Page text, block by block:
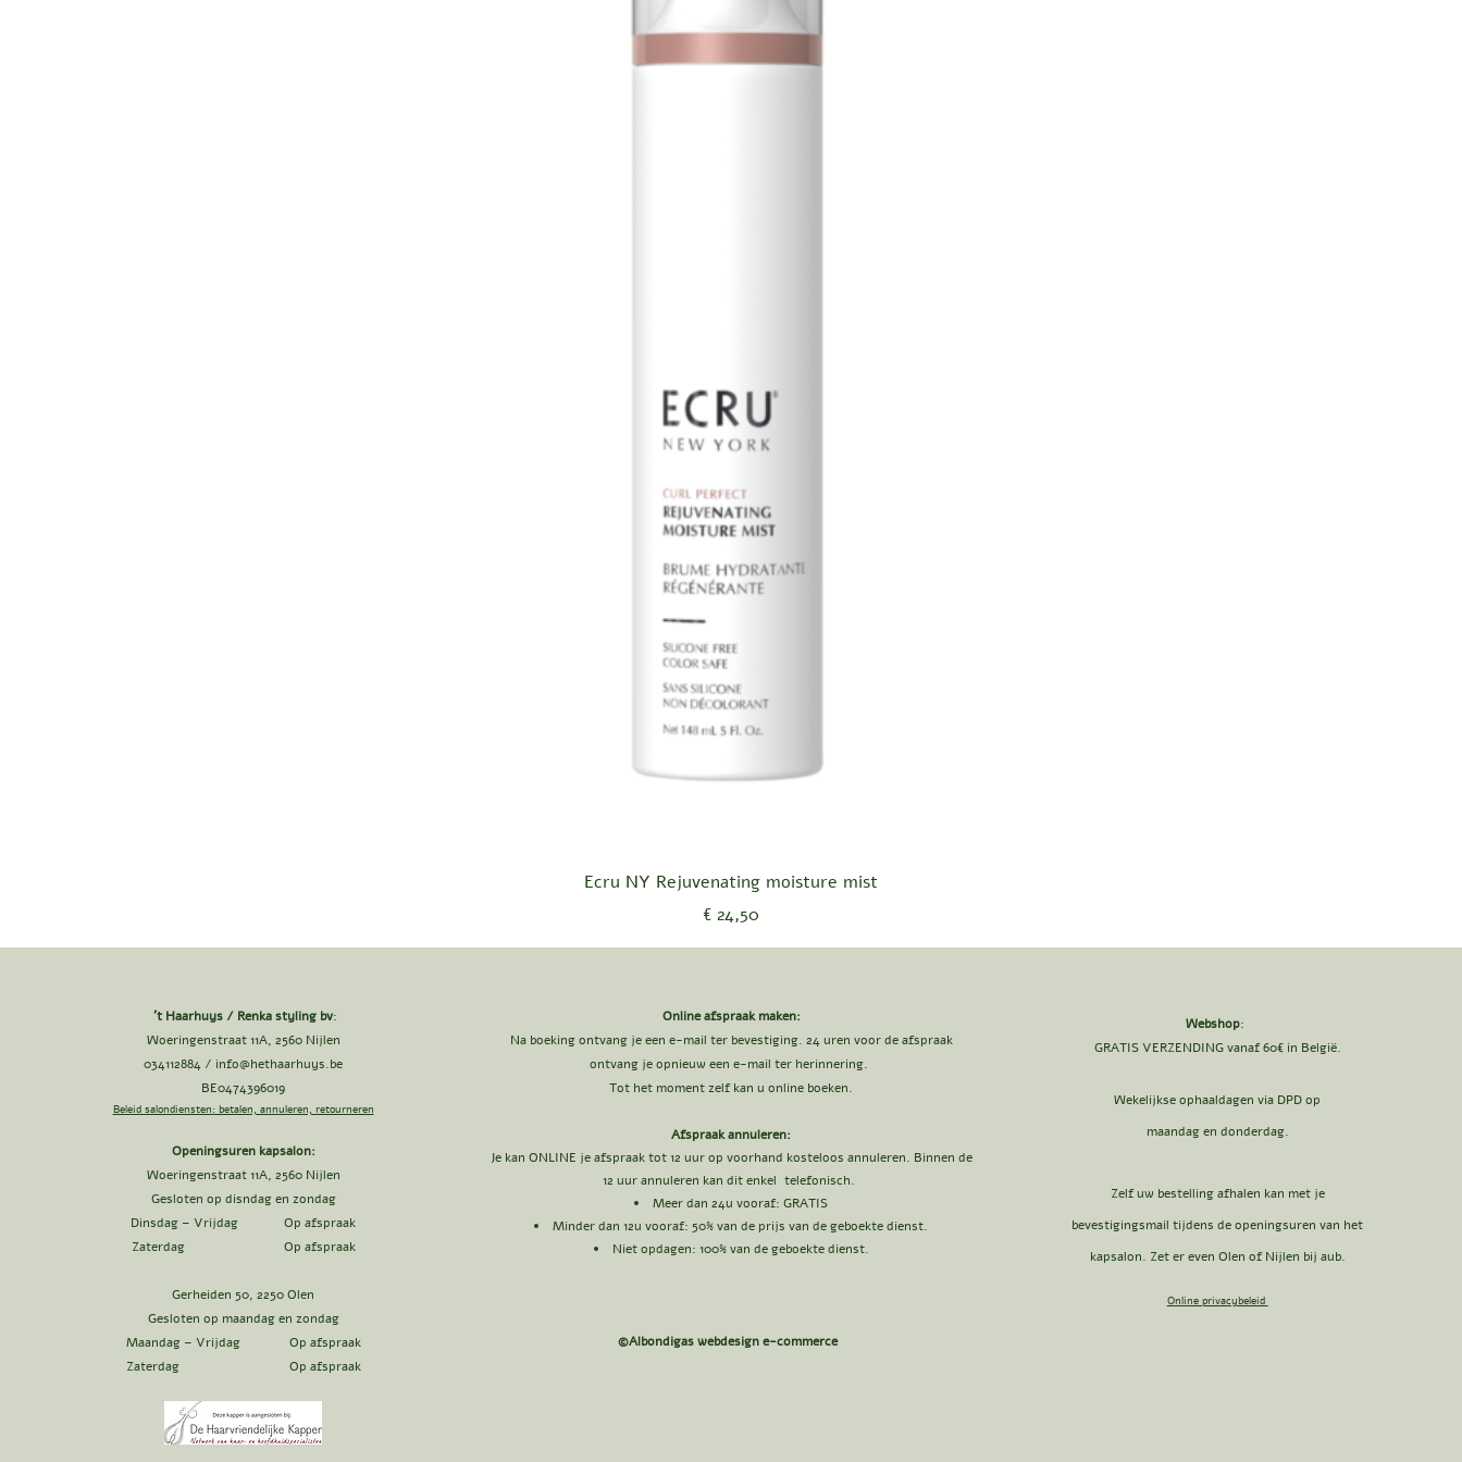
Snel overzicht
Ecru NY Rejuvenating moisture mist
Prijs
€ 24,50
't Haarhuys / Renka styling bv:
Woeringenstraat 11A, 2560 Nijlen
034112884 / info@hethaarhuys.be
BE0474396019
Beleid salondiensten: betalen, annuleren, retourneren
Openingsuren kapsalon:
Woeringenstraat 11A, 2560 Nijlen
Gesloten op disndag en zondag
Dinsdag – Vrijdag Op afspraak
Zaterdag Op afspraak
Gerheiden 50, 2250 Olen
Gesloten op maandag en zondag
Maandag – Vrijdag Op afspraak
Zaterdag Op afspraak
Online afspraak maken:
Na boeking ontvang je een e-mail ter bevestiging. 24 uren voor de afspraak
ontvang je opnieuw een e-mail ter herinnering.
Tot het moment zelf kan u online boeken.
Afspraak annuleren:
Je kan ONLINE je afspraak tot 12 uur op voorhand kosteloos annuleren. Binnen de
12 uur annuleren kan dit enkel telefonisch.
Meer dan 24u vooraf: GRATIS​
Minder dan 12u vooraf: 50% van de prijs van de geboekte dienst.
Niet opdagen: 100% van de geboekte dienst.
©Albondigas webdesign e-commerce
Webshop:
GRATIS VERZENDING vanaf 60€ in België.
Wekelijkse ophaaldagen via DPD op
maandag en donderdag.
Zelf uw bestelling afhalen kan met je
bevestigingsmail tijdens de openingsuren van het
kapsalon. Zet er even Olen of Nijlen bij aub.
Online privacybeleid